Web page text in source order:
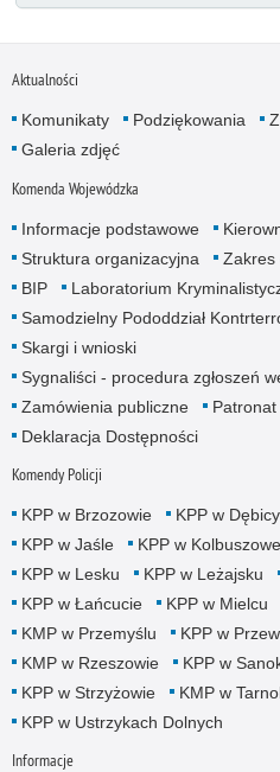
Aktualności
Komunikaty Podziękowania
Galeria zdjęć
Komenda Wojewódzka
Informacje podstawowe
Struktura organizacyjna
Zakres
BIP
Laboratorium
Samodzielny Pododdział
Skargi i wnioski
Sygnaliści - procedura zgłoszeń
Zamówienia publiczne
Deklaracja Dostępności
Komendy Policji
KPP w Brzozowie KPP w Dębicy
KPP w Jaśle
KPP w
KPP w Lesku
KPP w Leżajsku
KPP w Łańcucie
KPP w Mielcu
KMP w Przemyślu
KPP w
KMP w Rzeszowie
KPP w
KPP w Strzyżowie
KMP w
KPP w Ustrzykach Dolnych
Informacje